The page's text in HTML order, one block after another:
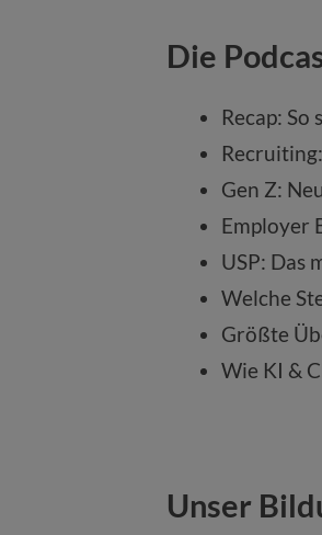
Die
Recap: So
Gen Z:
Employer
USP: Das
Welche
Größte
Wie KI &
Unser